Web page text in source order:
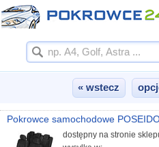
« wstecz
Pokrowce samochodowe
dostępny na stronie